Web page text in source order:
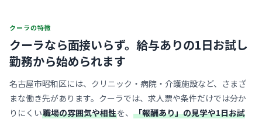
クーラの特徴
クーラなら面接いらず。 給与ありの1日お試し
勤務から始められます
名古屋市昭和区には、クリニック・病院・介護施設など、さまざ
まな働き先があります。クーラでは、求人票や条件だけでは分か
りにくい職場の雰囲気や相性を、 「報酬あり」の見学や1日お試